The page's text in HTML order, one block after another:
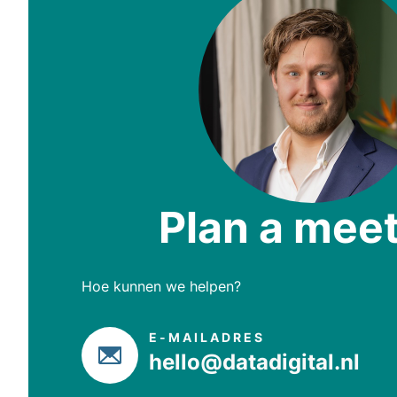
Plan a
Hoe kunnen we helpen?
E-MAILADRES
hello@datadigital.nl